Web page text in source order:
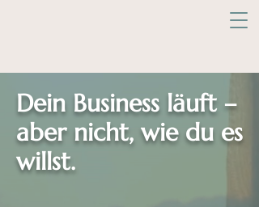
Dein Business läuft –
aber nicht, wie du es
willst.